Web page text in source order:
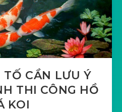
TỐ CẦN LƯU Ý
THI CÔNG HỒ
KOI